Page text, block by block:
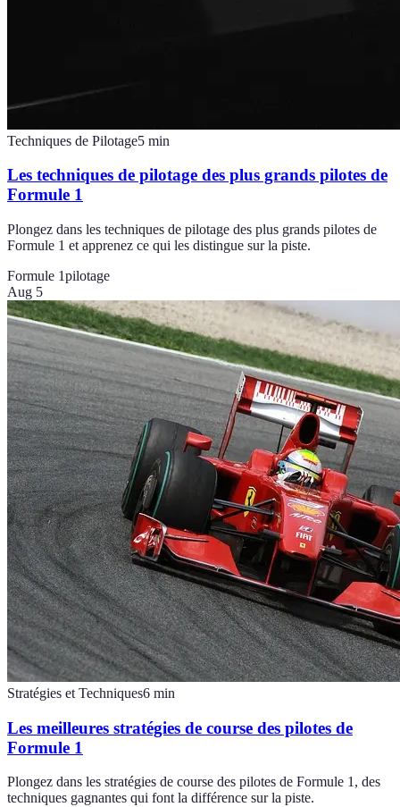
Techniques de Pilotage5 min
Les techniques de pilotage des plus grands pilotes de
Formule 1
Plongez dans les techniques de pilotage des plus grands pilotes de
Formule 1 et apprenez ce qui les distingue sur la piste.
Formule 1pilotage
Aug 5
Stratégies et Techniques6 min
Les meilleures stratégies de course des pilotes de
Formule 1
Plongez dans les stratégies de course des pilotes de Formule 1, des
techniques gagnantes qui font la différence sur la piste.